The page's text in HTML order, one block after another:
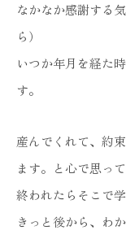
なかなか感謝する
ら）
いつか年月を経た
す。
産んでくれて、約
ます。と心で思っ
終われたらそこで
きっと後から、わ